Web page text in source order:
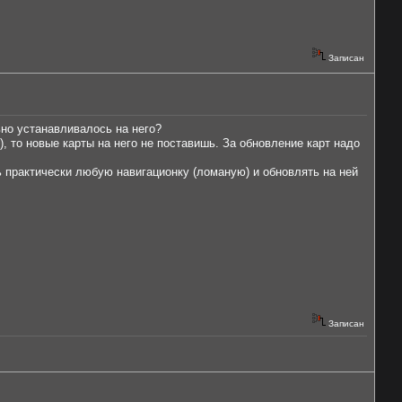
Записан
устанавливалось на него?
новые карты на него не поставишь. За обновление карт надо
любую навигационку (ломаную) и обновлять на ней
Записан